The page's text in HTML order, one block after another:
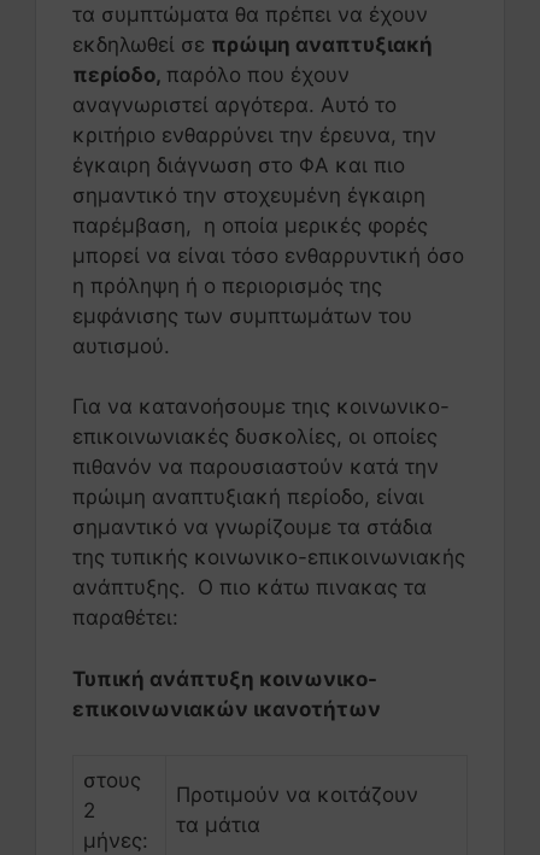
τα συμπτώματα θα πρέπει να έχουν
εκδηλωθεί σε πρώιμη αναπτυξιακή
περίοδο, παρόλο που έχουν
αναγνωριστεί αργότερα. Αυτό το
κριτήριο ενθαρρύνει την έρευνα, την
έγκαιρη διάγνωση στο ΦΑ και πιο
σημαντικό την στοχευμένη έγκαιρη
παρέμβαση, η οποία μερικές φορές
μπορεί να είναι τόσο ενθαρρυντική όσο
η πρόληψη ή ο περιορισμός της
εμφάνισης των συμπτωμάτων του
αυτισμού.
Για να κατανοήσουμε τηις κοινωνικο-
επικοινωνιακές δυσκολίες, οι οποίες
πιθανόν να παρουσιαστούν κατά την
πρώιμη αναπτυξιακή περίοδο, είναι
σημαντικό να γνωρίζουμε τα στάδια
της τυπικής κοινωνικο-επικοινωνιακής
ανάπτυξης. Ο πιο κάτω πινακας τα
παραθέτει:
Τυπική ανάπτυξη κοινωνικο-
επικοινωνιακών ικανοτήτων
στους
2
μήνες:
Προτιμούν να κοιτάζουν
τα μάτια